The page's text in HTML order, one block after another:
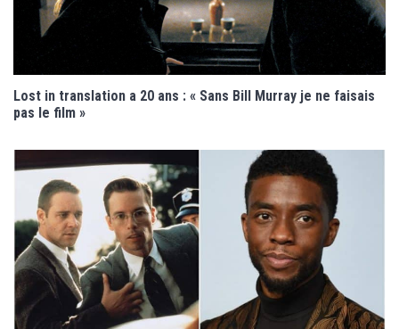
Lost in translation a 20 ans : « Sans Bill Murray je ne faisais
pas le film »